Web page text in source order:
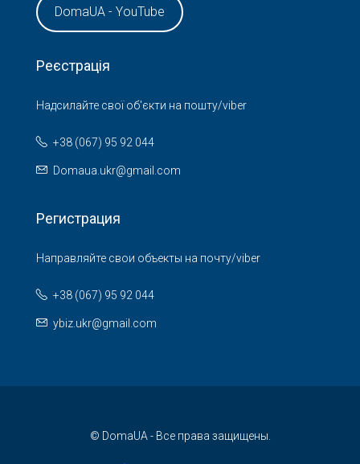
DomaUA - YouTube
Реєстрація
Надсилайте свої об'єкти на пошту/viber
+38 (067) 95 92 044
Domaua.ukr@gmail.com
Регистрация
Направляйте свои объекты на почту/viber
+38 (067) 95 92 044
ybiz.ukr@gmail.com
© DomaUA - Все права защищены.